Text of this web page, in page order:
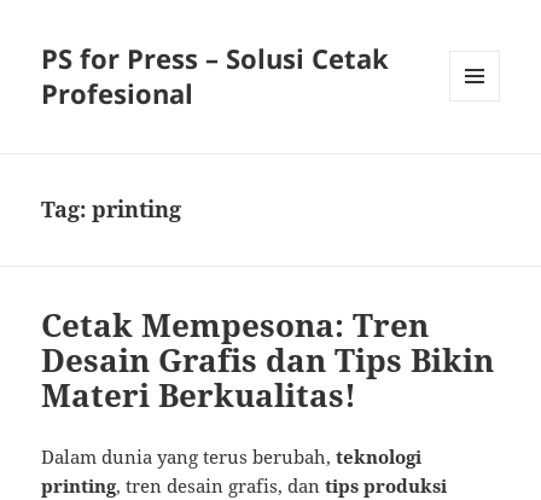
PS for Press – Solusi Cetak
Profesional
Tag:printing
Cetak Mempesona: Tren
Desain Grafis dan Tips Bikin
Materi Berkualitas!
Dalam dunia yang terus berubah,teknologi
printing, tren desain grafis, dantips produksi